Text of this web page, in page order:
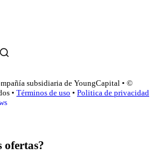
subsidiaria de YoungCapital • ©
• Términos de uso • Politica de privacidad
ofertas?